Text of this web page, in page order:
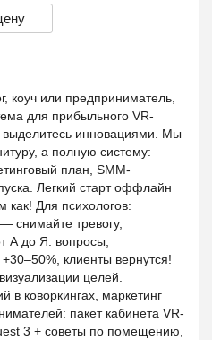
коуч или предприниматель,
для прибыльного VR-
выделитесь инновациями. Мы
а полную систему:
план, SMM-
Легкий старт оффлайн
Для психологов:
снимайте тревогу,
А до Я: вопросы,
клиенты вернутся!
целей.
в коворкингах, маркетинг
пакет кабинета VR-
3 + советы по помещению,